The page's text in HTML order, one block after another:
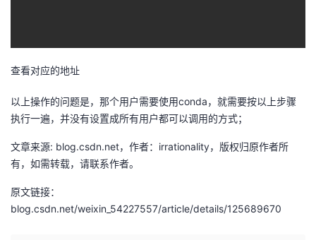
查看对应的地址
以上操作的问题是，那个用户需要使用conda，就需要按以上步骤
执行一遍，并没有设置成所有用户都可以调用的方式；
文章来源: blog.csdn.net，作者：irrationality，版权归原作者所
有，如需转载，请联系作者。
原文链接：
blog.csdn.net/weixin_54227557/article/details/125689670